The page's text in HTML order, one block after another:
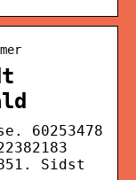
60253478
Sidst